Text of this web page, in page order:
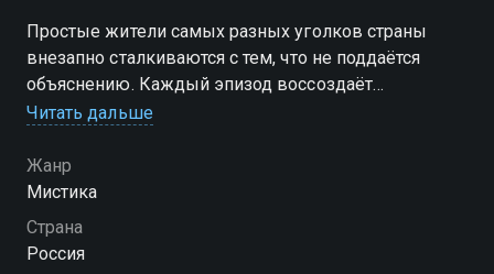
Простые жители самых разных уголков страны
внезапно сталкиваются с тем, что не поддаётся
объяснению. Каждый эпизод воссоздаёт
подлинные происшествия и оживляет
шагов в пустом доме, отзвуки чужого голоса в
темноте, неясные силуэты на границе видимости.
Жуткие истории, неожиданные откровения и детали,
которые невозможно объяснить, убедят даже
Читать дальше
Жанр
Мистика
Страна
Россия